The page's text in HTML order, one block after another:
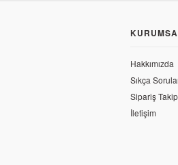
Hakkımızda
Sıkça
Sipariş Takip
İletişim